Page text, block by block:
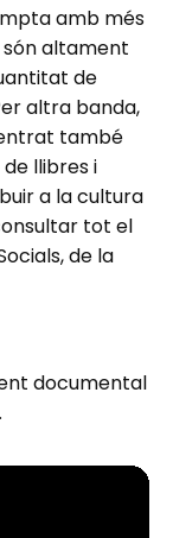
amb més
són altament
de
altra banda,
també
llibres i
a la cultura
tot el
de la
documental